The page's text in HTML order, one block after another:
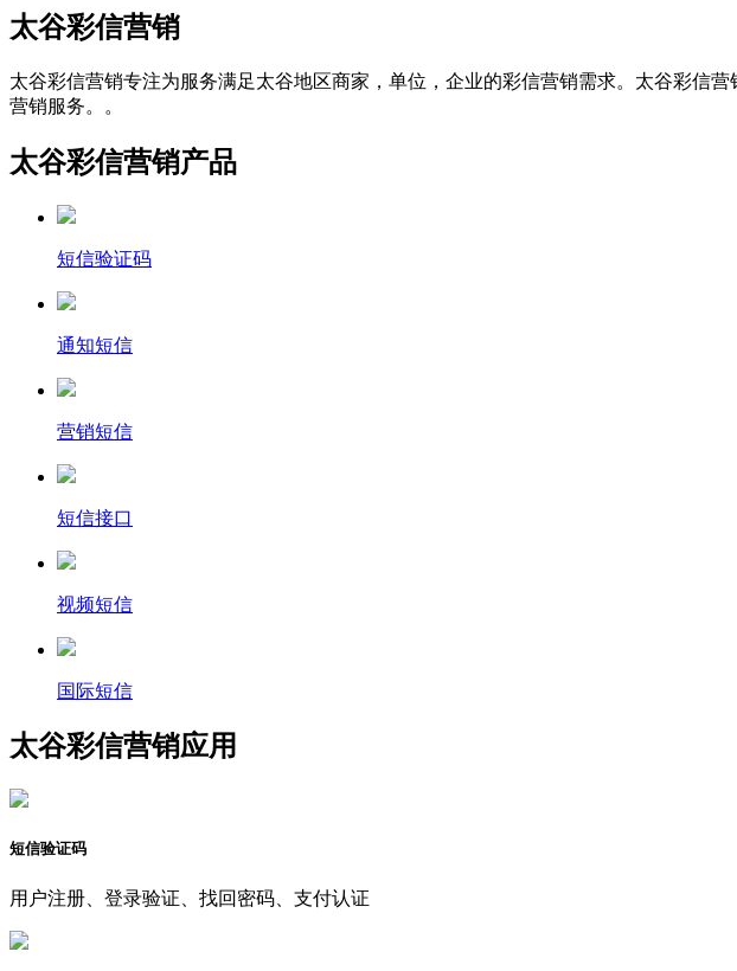
太谷彩信营销
太谷彩信营销专注为服务满足太谷地区商家，单位，企业的彩信营销需求。太谷彩信
营销服务。。
太谷彩信营销产品
短信验证码
通知短信
营销短信
短信接口
视频短信
国际短信
太谷彩信营销应用
短信验证码
用户注册、登录验证、找回密码、支付认证